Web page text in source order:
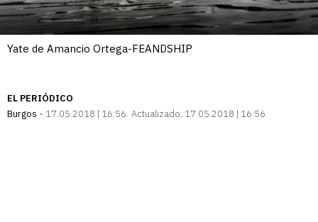
Yate de Amancio Ortega-FEANDSHIP
EL PERIÓDICO
Burgos
17.05.2018 | 16:56 Actualizado: 17.05.2018 | 16:56